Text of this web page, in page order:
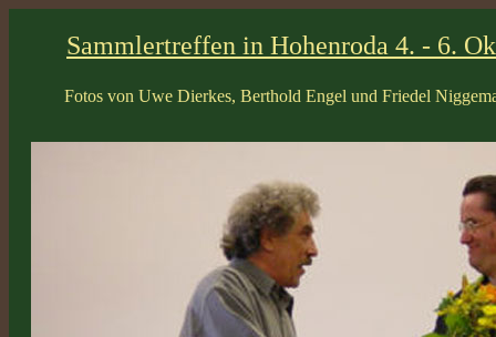
Sammlertreffen in Hohenroda 4. - 6.
Fotos von Uwe Dierkes, Berthold Engel und Friedel